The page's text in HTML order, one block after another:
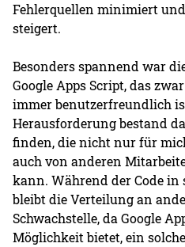
Fehlerquellen minimiert
steigert.
Besonders spannend war
Google Apps Script, das
immer benutzerfreundlich
Herausforderung bestand
finden, die nicht nur für
auch von anderen
kann. Während der Code
bleibt die Verteilung an
Schwachstelle, da Google
Möglichkeit bietet, ein